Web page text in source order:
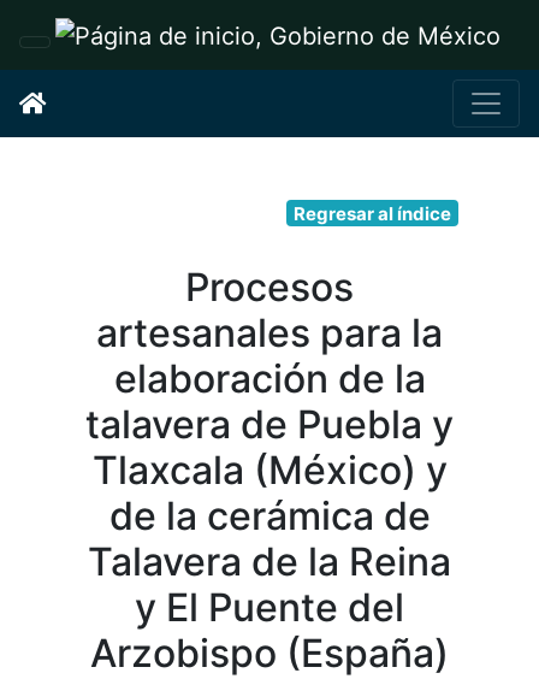
Interruptor de Navegación
Regresar al índice
Procesos
artesanales para la
elaboración de la
talavera de Puebla y
Tlaxcala (México) y
de la cerámica de
Talavera de la Reina
y El Puente del
Arzobispo (España)